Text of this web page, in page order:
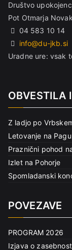
Društvo
Pot Otmarja
04 583 10 14
info@du-jkb.si
Uradne ure: vsak
OBVESTILA
Z ladjo po
Letovanje na Pagu
Praznični pohod
Izlet na Pohorje
Spomladanski
POVEZAVE
PROGRAM 2026
Izjava o